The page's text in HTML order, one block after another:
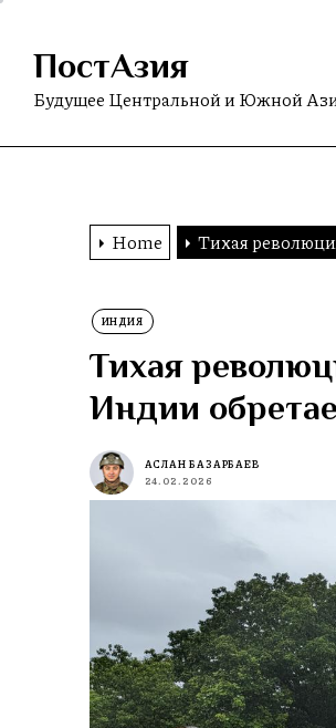
Skip
content
ПостАзия
Будущее Центральной и Южной
Home Тихая
ИНДИЯ
Тихая
Индии
АСЛАН БАЗАРБАЕВ
24.02.2026